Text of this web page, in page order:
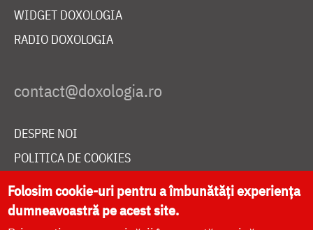
WIDGET DOXOLOGIA
RADIO DOXOLOGIA
DESPRE NOI
POLITICA DE COOKIES
DONEAZĂ ONLINE PENTRU CATEDRALA NAȚIONALĂ
Folosim cookie-uri pentru a îmbunătăți experiența
dumneavoastră pe acest site.